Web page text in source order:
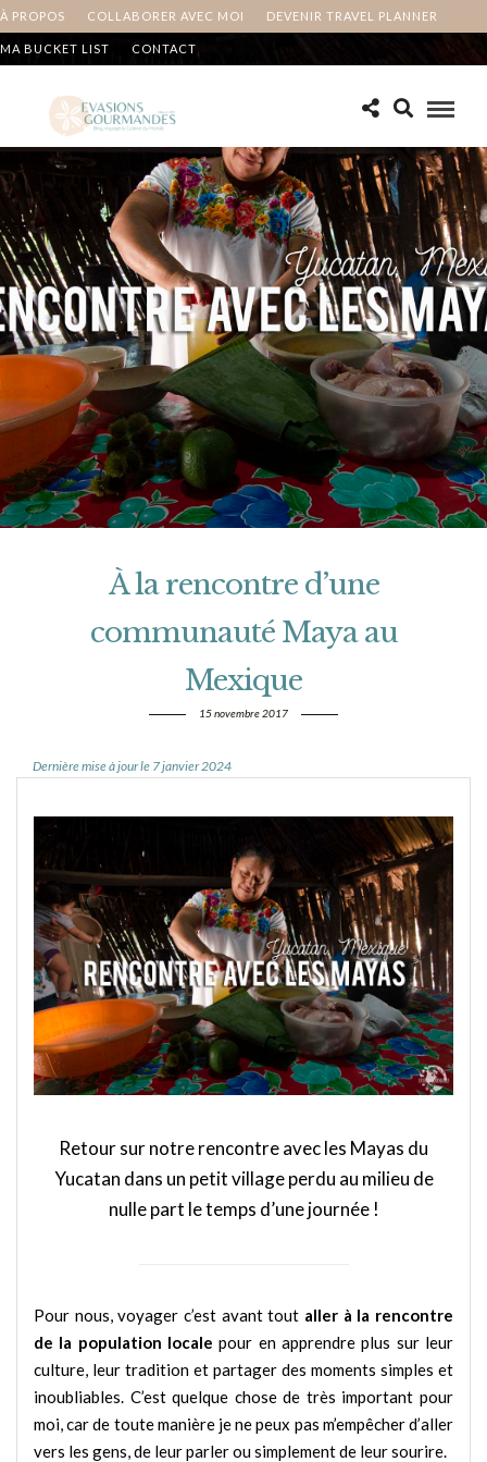
À PROPOS COLLABORER AVEC MOI DEVENIR TRAVEL PLANNER
MA BUCKET LIST CONTACT
À la rencontre d’une
communauté Maya au
Mexique
15 novembre 2017
Dernière mise à jour le 7 janvier 2024
Retour sur notre rencontre avec les Mayas du
Yucatan dans un petit village perdu au milieu de
nulle part le temps d’une journée !
Pour nous, voyager c’est avant tout aller à la rencontre
de la population locale pour en apprendre plus sur leur
culture, leur tradition et partager des moments simples et
inoubliables. C’est quelque chose de très important pour
moi, car de toute manière je ne peux pas m’empêcher d’aller
vers les gens, de leur parler ou simplement de leur sourire.